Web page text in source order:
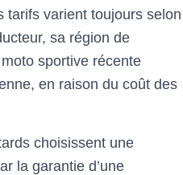
tarifs varient toujours selon
sa région de
sportive récente
en raison du coût des
choisissent une
la garantie d’une